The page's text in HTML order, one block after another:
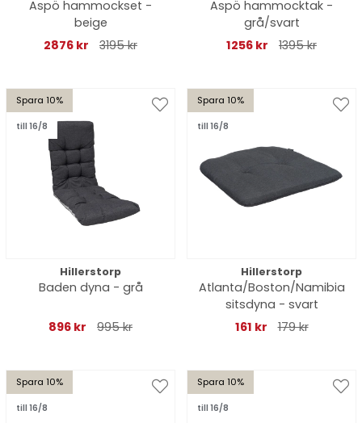
Aspö hammockset -
beige
2876 kr
3195 kr
Aspö hammocktak -
grå/svart
1256 kr
1395 kr
Spara 10%
till 16/8
Hillerstorp
Baden dyna - grå
896 kr 995 kr
Spara 10%
till 16/8
Hillerstorp
Atlanta/Boston/Namibia
sitsdyna - svart
161 kr
179 kr
Spara 10%
till 16/8
Spara 10%
till 16/8